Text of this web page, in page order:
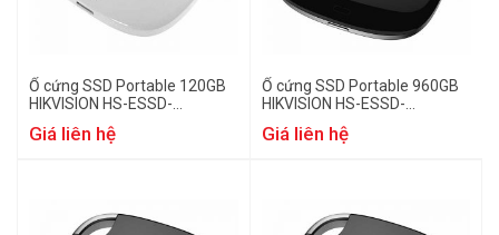
Ổ cứng SSD Portable 120GB
HIKVISION HS-ESSD-
Giá liên hệ
Ổ cứng SSD Portable 960GB
HIKVISION HS-ESSD-
Giá liên hệ